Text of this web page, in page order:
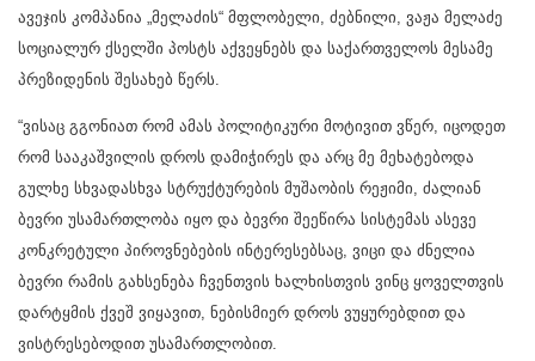
ავეჯის კომპანია „მელაძის“ მფლობელი, ძებნილი, ვაჟა მელაძე
სოციალურ ქსელში პოსტს აქვეყნებს და საქართველოს მესამე
პრეზიდენის შესახებ წერს.
“ვისაც გგონიათ რომ ამას პოლიტიკური მოტივით ვწერ, იცოდეთ
რომ სააკაშვილის დროს დამიჭირეს და არც მე მეხატებოდა
გულხე სხვადასხვა სტრუქტურების მუშაობის რეჟიმი, ძალიან
ბევრი უსამართლობა იყო და ბევრი შეეწირა სისტემას ასევე
კონკრეტული პიროვნებების ინტერესებსაც, ვიცი და ძნელია
ბევრი რამის გახსენება ჩვენთვის ხალხისთვის ვინც ყოველთვის
დარტყმის ქვეშ ვიყავით, ნებისმიერ დროს ვუყურებდით და
ვისტრესებოდით უსამართლობით.